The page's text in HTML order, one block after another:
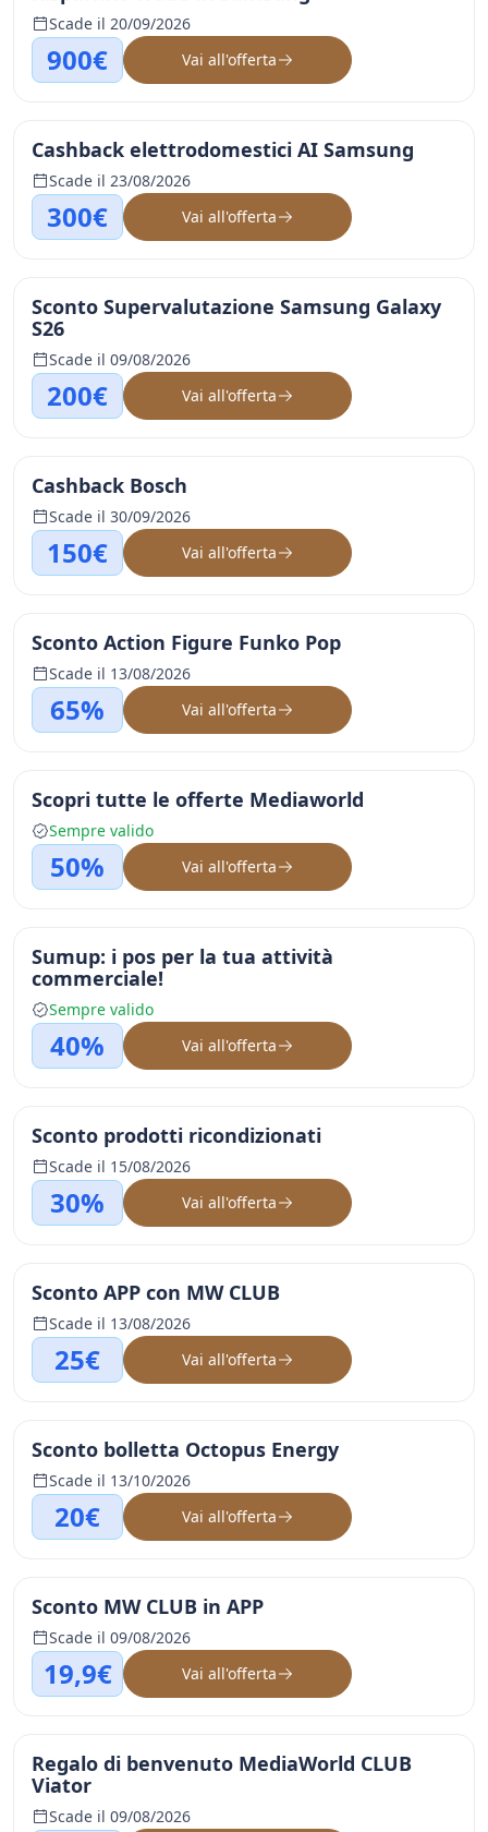
Scade il 20/09/2026
900€ Vai all'offerta
Cashback elettrodomestici AI Samsung
Scade il 23/08/2026
300€ Vai all'offerta
Sconto Supervalutazione Samsung Galaxy
S26
Scade il 09/08/2026
200€ Vai all'offerta
Cashback Bosch
Scade il 30/09/2026
150€ Vai all'offerta
Sconto Action Figure Funko Pop
Scade il 13/08/2026
65% Vai all'offerta
Scopri tutte le offerte Mediaworld
Sempre valido
50% Vai all'offerta
Sumup: i pos per la tua attività
commerciale!
Sempre valido
40% Vai all'offerta
Sconto prodotti ricondizionati
Scade il 15/08/2026
30% Vai all'offerta
Sconto APP con MW CLUB
Scade il 13/08/2026
25€ Vai all'offerta
Sconto bolletta Octopus Energy
Scade il 13/10/2026
20€ Vai all'offerta
Sconto MW CLUB in APP
Scade il 09/08/2026
19,9€ Vai all'offerta
Regalo di benvenuto MediaWorld CLUB
Viator
Scade il 09/08/2026